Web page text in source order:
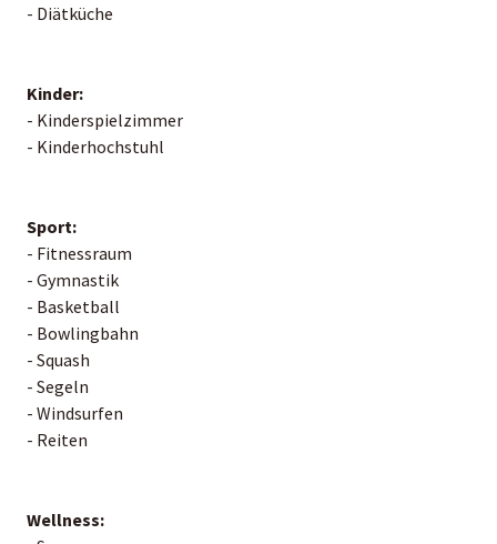
- Diätküche
Kinder:
- Kinderspielzimmer
- Kinderhochstuhl
Sport:
- Fitnessraum
- Gymnastik
- Basketball
- Bowlingbahn
- Squash
- Segeln
- Windsurfen
- Reiten
Wellness: